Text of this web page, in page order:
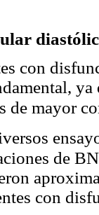
con
ya
de mayor
de
con